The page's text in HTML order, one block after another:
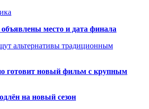
место и дата финала
альтернативы традиционным
готовит новый фильм с крупным
на новый сезон